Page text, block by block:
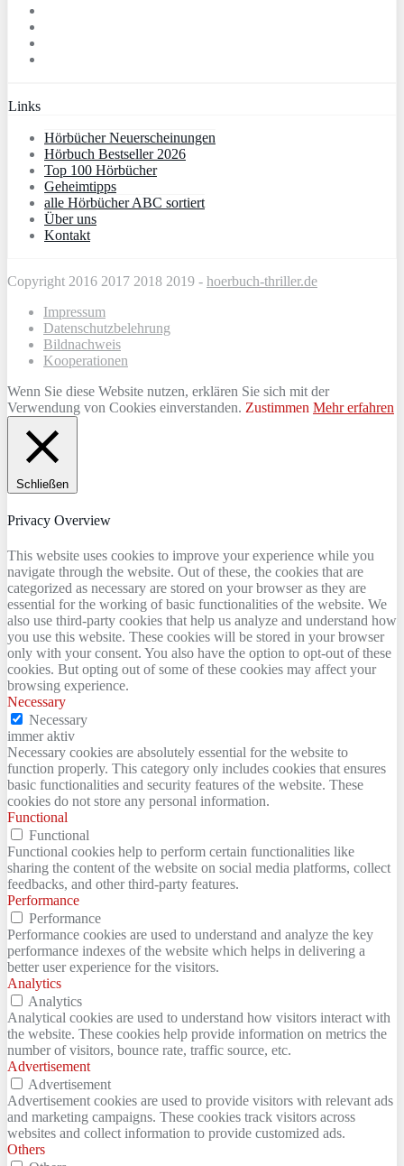
Links
Hörbücher Neuerscheinungen
Hörbuch Bestseller 2026
Top 100 Hörbücher
Geheimtipps
alle Hörbücher ABC sortiert
Über uns
Kontakt
Copyright 2016 2017 2018 2019 - hoerbuch-thriller.de
Impressum
Datenschutzbelehrung
Bildnachweis
Kooperationen
Wenn Sie diese Website nutzen, erklären Sie sich mit der
Verwendung von Cookies einverstanden. Zustimmen Mehr erfahren
Schließen
Privacy Overview
This website uses cookies to improve your experience while you
navigate through the website. Out of these, the cookies that are
categorized as necessary are stored on your browser as they are
essential for the working of basic functionalities of the website. We
also use third-party cookies that help us analyze and understand how
you use this website. These cookies will be stored in your browser
only with your consent. You also have the option to opt-out of these
cookies. But opting out of some of these cookies may affect your
browsing experience.
Necessary
Necessary
immer aktiv
Necessary cookies are absolutely essential for the website to
function properly. This category only includes cookies that ensures
basic functionalities and security features of the website. These
cookies do not store any personal information.
Functional
Functional
Functional cookies help to perform certain functionalities like
sharing the content of the website on social media platforms, collect
feedbacks, and other third-party features.
Performance
Performance
Performance cookies are used to understand and analyze the key
performance indexes of the website which helps in delivering a
better user experience for the visitors.
Analytics
Analytics
Analytical cookies are used to understand how visitors interact with
the website. These cookies help provide information on metrics the
number of visitors, bounce rate, traffic source, etc.
Advertisement
Advertisement
Advertisement cookies are used to provide visitors with relevant ads
and marketing campaigns. These cookies track visitors across
websites and collect information to provide customized ads.
Others